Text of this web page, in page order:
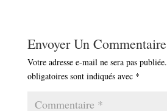
Envoyer Un Commentaire
Votre adresse e-mail ne sera pas publiée.
obligatoires sont indiqués avec *